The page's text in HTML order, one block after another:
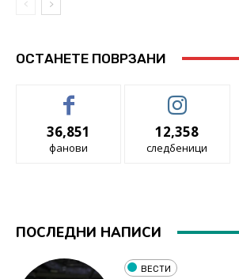
ОСТАНЕТЕ ПОВРЗАНИ
36,851
фанови
12,358
следбеници
ПОСЛЕДНИ НАПИСИ
ВЕСТИ